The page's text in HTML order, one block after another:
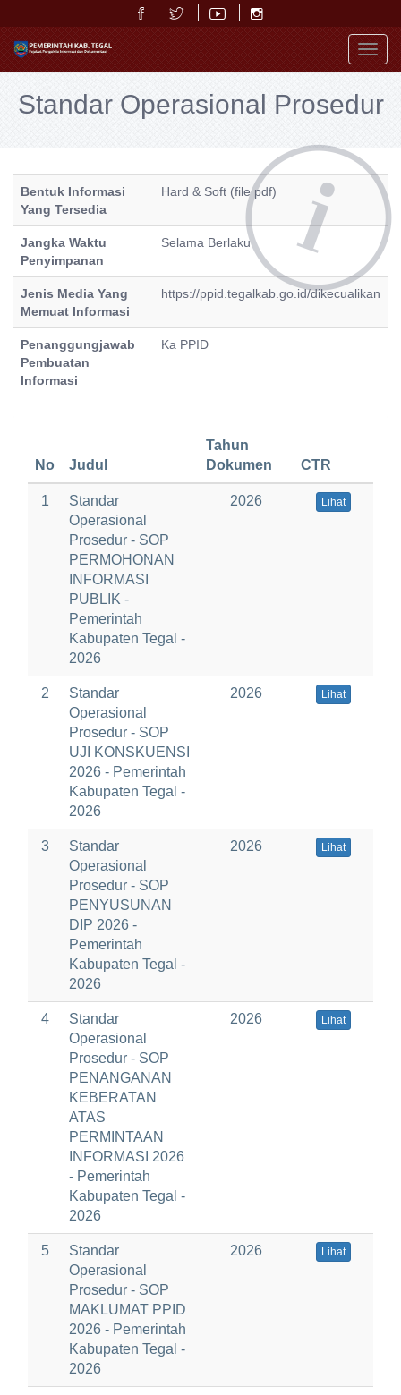
Standar Operasional Prosedur
Bentuk Informasi
Yang Tersedia
Hard & Soft (file pdf)
Jangka Waktu
Penyimpanan
Selama Berlaku
Jenis Media Yang
Memuat Informasi
https://ppid.tegalkab.go.id/dikecualikan
Penanggungjawab
Pembuatan
Informasi
Ka PPID
No Judul
Tahun
Dokumen
CTR
1
Standar
Operasional
Prosedur - SOP
PERMOHONAN
INFORMASI
PUBLIK -
Pemerintah
Kabupaten Tegal -
2026
2026 Lihat
2
Standar
Operasional
Prosedur - SOP
UJI KONSKUENSI
2026 - Pemerintah
Kabupaten Tegal -
2026
2026 Lihat
3
Standar
Operasional
Prosedur - SOP
PENYUSUNAN
DIP 2026 -
Pemerintah
Kabupaten Tegal -
2026
2026 Lihat
4
Standar
Operasional
Prosedur - SOP
PENANGANAN
KEBERATAN
ATAS
PERMINTAAN
INFORMASI 2026
- Pemerintah
Kabupaten Tegal -
2026
2026 Lihat
5
Standar
Operasional
Prosedur - SOP
MAKLUMAT PPID
2026 - Pemerintah
Kabupaten Tegal -
2026
2026 Lihat